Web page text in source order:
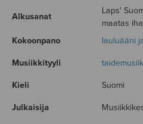
Alkusanat
Laps'
maatas
Kokoonpano
lauluääni
Musiikkityyli
Kieli Suomi
Julkaisija